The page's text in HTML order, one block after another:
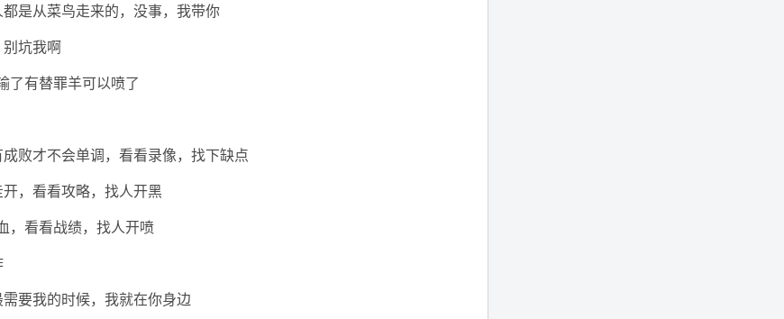
是从菜鸟走来的，没事，我带你
坑我啊
了有替罪羊可以喷了
败才不会单调，看看录像，找下缺点
，看看攻略，找人开黑
，看看战绩，找人开喷
要我的时候，我就在你身边